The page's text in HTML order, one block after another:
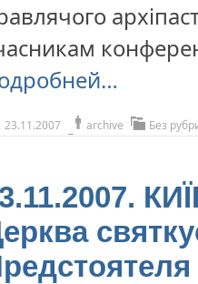
23.11.2007 archive Без